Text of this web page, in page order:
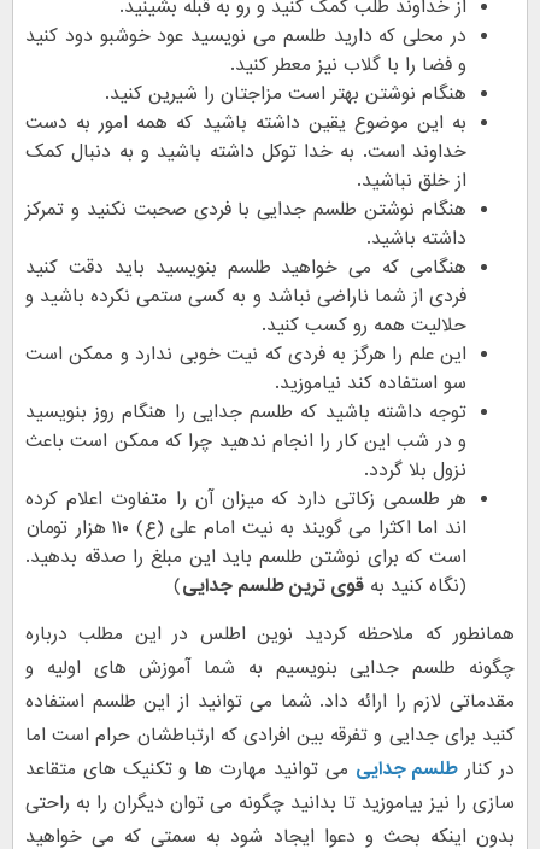
از خداوند طلب کمک کنید و رو به قبله بشینید.
در محلی که دارید طلسم می نویسید عود خوشبو دود کنید
و فضا را با گلاب نیز معطر کنید.
هنگام نوشتن بهتر است مزاجتان را شیرین کنید.
به این موضوع یقین داشته باشید که همه امور به دست
خداوند است. به خدا توکل داشته باشید و به دنبال کمک
از خلق نباشید.
هنگام نوشتن طلسم جدایی با فردی صحبت نکنید و تمرکز
داشته باشید.
هنگامی که می خواهید طلسم بنویسید باید دقت کنید
فردی از شما ناراضی نباشد و به کسی ستمی نکرده باشید و
حلالیت همه رو کسب کنید.
این علم را هرگز به فردی که نیت خوبی ندارد و ممکن است
سو استفاده کند نیاموزید.
توجه داشته باشید که طلسم جدایی را هنگام روز بنویسید
و در شب این کار را انجام ندهید چرا که ممکن است باعث
نزول بلا گردد.
هر طلسمی زکاتی دارد که میزان آن را متفاوت اعلام کرده
اند اما اکثرا می گویند به نیت امام علی (ع) ۱۱۰ هزار تومان
است که برای نوشتن طلسم باید این مبلغ را صدقه بدهید.
(نگاه کنید به قوی ترین طلسم جدایی)
همانطور که ملاحظه کردید نوین اطلس در این مطلب درباره
چگونه طلسم جدایی بنویسیم به شما آموزش های اولیه و
مقدماتی لازم را ارائه داد. شما می توانید از این طلسم استفاده
کنید برای جدایی و تفرقه بین افرادی که ارتباطشان حرام است اما
در کنار طلسم جدایی می توانید مهارت ها و تکنیک های متقاعد
سازی را نیز بیاموزید تا بدانید چگونه می توان دیگران را به راحتی
بدون اینکه بحث و دعوا ایجاد شود به سمتی که می خواهید